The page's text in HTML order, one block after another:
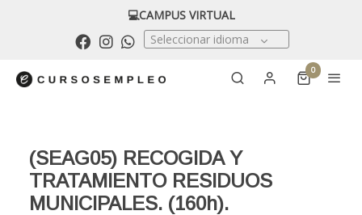
💻CAMPUS VIRTUAL
Seleccionar idioma
0
(SEAG05) RECOGIDA Y
TRATAMIENTO RESIDUOS
MUNICIPALES. (160h).